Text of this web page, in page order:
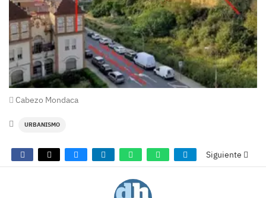
Cabezo Mondaca
URBANISMO
Siguiente